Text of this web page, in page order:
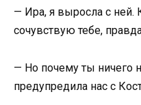
— Ира, я выросла с ней.
сочувствую тебе,
— Но почему ты ничего
предупредила нас с